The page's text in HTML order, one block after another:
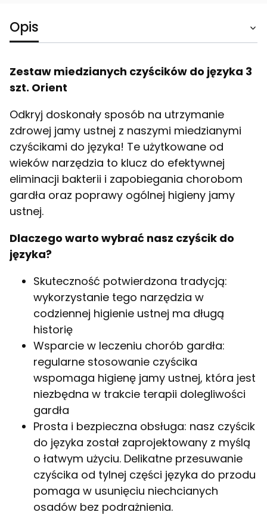
Opis
Zestaw miedzianych czyścików do języka 3
szt. Orient
Odkryj doskonały sposób na utrzymanie
zdrowej jamy ustnej z naszymi miedzianymi
czyścikami do języka! Te użytkowane od
wieków narzędzia to klucz do efektywnej
eliminacji bakterii i zapobiegania chorobom
gardła oraz poprawy ogólnej higieny jamy
ustnej.
Dlaczego warto wybrać nasz czyścik do
języka?
Skuteczność potwierdzona tradycją:
wykorzystanie tego narzędzia w
codziennej higienie ustnej ma długą
historię
Wsparcie w leczeniu chorób gardła:
regularne stosowanie czyścika
wspomaga higienę jamy ustnej, która jest
niezbędna w trakcie terapii dolegliwości
gardła
Prosta i bezpieczna obsługa: nasz czyścik
do języka został zaprojektowany z myślą
o łatwym użyciu. Delikatne przesuwanie
czyścika od tylnej części języka do przodu
pomaga w usunięciu niechcianych
osadów bez podrażnienia.